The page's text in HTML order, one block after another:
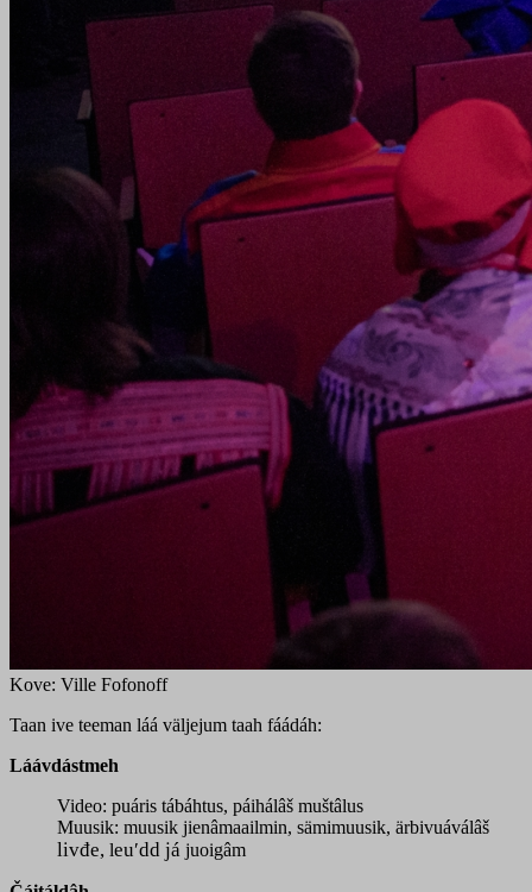
Kove: Ville Fofonoff
Taan ive teeman láá väljejum taah fáádáh:
Láávdástmeh
Video: puáris tábáhtus, páihálâš muštâlus
Muusik: muusik jienâmaailmin, sämimuusik, ärbivuáválâš
livđe, leuʹdd já juoigâm